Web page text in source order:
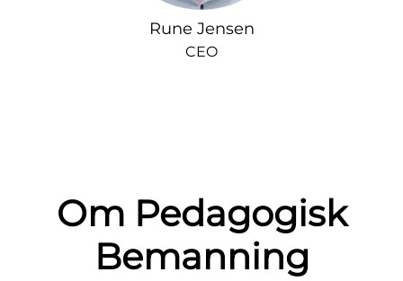
Rune Jensen
CEO
Om Pedagogisk
Bemanning